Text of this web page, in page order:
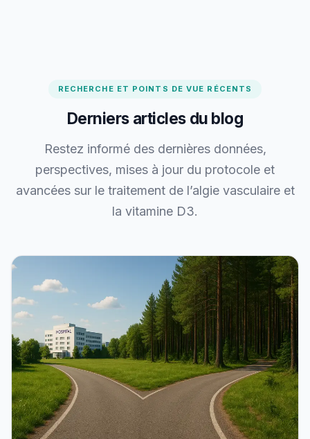
RECHERCHE ET POINTS DE VUE RÉCENTS
Derniers articles du blog
Restez informé des dernières données,
perspectives, mises à jour du protocole et
avancées sur le traitement de l’algie vasculaire et
la vitamine D3.